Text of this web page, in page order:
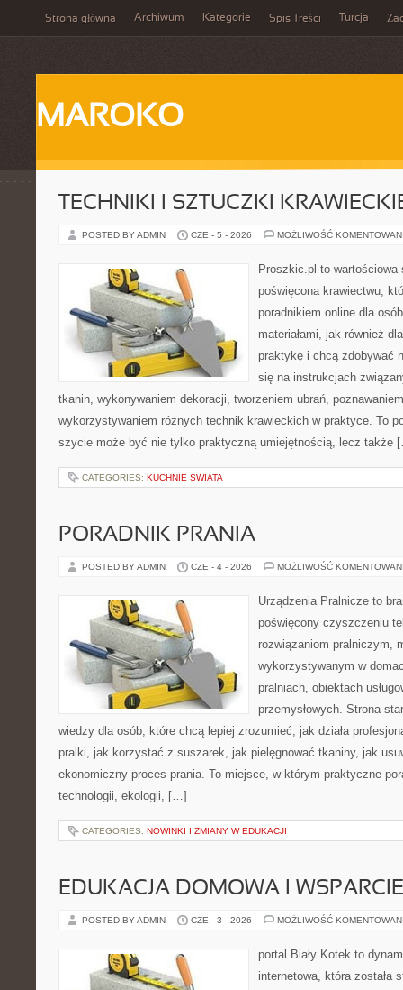
Strona główna Archiwum Kategorie Spis Treści Turcja
MAROKO
TECHNIKI I SZTUCZKI
POSTED BY ADMIN CZE - 5 - 2026 MOŻLIWOŚĆ
Proszkic.pl to wartościowa
poświęcona krawiectwu,
poradnikiem online dla
materiałami, jak również
praktykę i chcą zdobywać
się na instrukcjach
tkanin, wykonywaniem dekoracji, tworzeniem ubrań,
wykorzystywaniem różnych technik krawieckich w praktyce. To
szycie może być nie tylko praktyczną umiejętnością, lecz także
CATEGORIES: KUCHNIE ŚWIATA
PORADNIK PRANIA
POSTED BY ADMIN CZE - 4 - 2026 MOŻLIWOŚĆ
Urządzenia Pralnicze to
poświęcony czyszczeniu
rozwiązaniom pralniczym,
wykorzystywanym w
pralniach, obiektach
przemysłowych. Strona
wiedzy dla osób, które chcą lepiej zrozumieć, jak działa
pralki, jak korzystać z suszarek, jak pielęgnować tkaniny, jak
ekonomiczny proces prania. To miejsce, w którym praktyczne
technologii, ekologii, […]
CATEGORIES: NOWINKI I ZMIANY W EDUKACJI
EDUKACJA DOMOWA I
POSTED BY ADMIN CZE - 3 - 2026 MOŻLIWOŚĆ
portal Biały Kotek to
internetowa, która została